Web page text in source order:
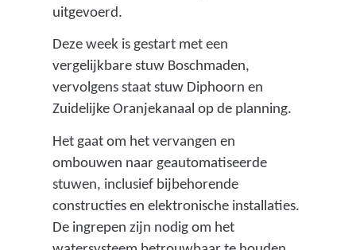
uitgevoerd.
Deze week is gestart met een
vergelijkbare stuw Boschmaden,
vervolgens staat stuw Diphoorn en
Zuidelijke Oranjekanaal op de planning.
Het gaat om het vervangen en
ombouwen naar geautomatiseerde
stuwen, inclusief bijbehorende
constructies en elektronische installaties.
De ingrepen zijn nodig om het